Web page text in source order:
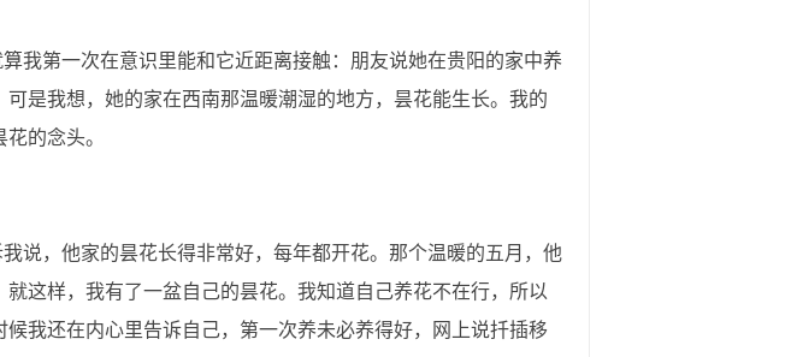
第一次在意识里能和它近距离接触：朋友说她在贵阳的家中养
是我想，她的家在西南那温暖潮湿的地方，昙花能生长。我的
的念头。
，他家的昙花长得非常好，每年都开花。那个温暖的五月，他
这样，我有了一盆自己的昙花。我知道自己养花不在行，所以
我还在内心里告诉自己，第一次养未必养得好，网上说扦插移